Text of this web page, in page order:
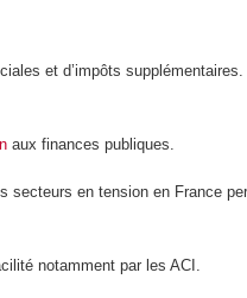
et d’impôts
aux finances publiques.
en tension en France
notamment par les ACI.